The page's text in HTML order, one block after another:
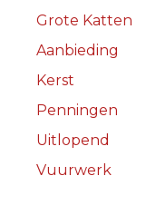
Grote Katten
Aanbieding
Kerst
Penningen
Uitlopend
Vuurwerk